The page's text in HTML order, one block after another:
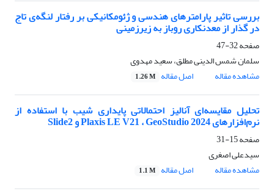
بررسی تاثیر پارامترهای هندسی و ژئومکانیکی بر رفتار لنگه‌ی تاج
در گذار از معدنکاری روباز به زیرزمینی
صفحه32-47
سلمان شمس الدینی مطلق، سعید مهدوی
مشاهده مقاله
اصل مقاله 1.26 M
تحلیل مقایسه‌ای آنالیز احتمالاتی پایداری شیب با استفاده از
نرم‌افزارهای Plaxis LE V21 ، GeoStudio 2024 و Slide2
صفحه15-31
سیدعلی اصغری
مشاهده مقاله
اصل مقاله 1.1 M